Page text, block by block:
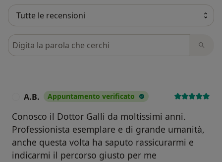
Cerca nelle recensioni
A.B. Appuntamento verificato
Conosco il Dottor Galli da moltissimi anni.
Professionista esemplare e di grande umanità,
anche questa volta ha saputo rassicurarmi e
indicarmi il percorso giusto per me